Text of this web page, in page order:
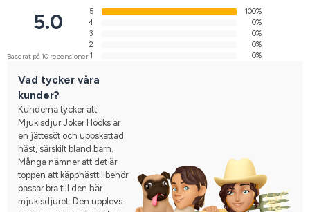
5.0
Baserat på 10 recensioner
5
100%
4
0%
3
0%
2
0%
1
0%
Vad tycker våra
kunder?
Kunderna tycker att
Mjukisdjur Joker Hööks är
en jättesöt och uppskattad
häst, särskilt bland barn.
Många nämner att det är
toppen att käpphästtillbehör
passar bra till den här
mjukisdjuret. Den upplevs